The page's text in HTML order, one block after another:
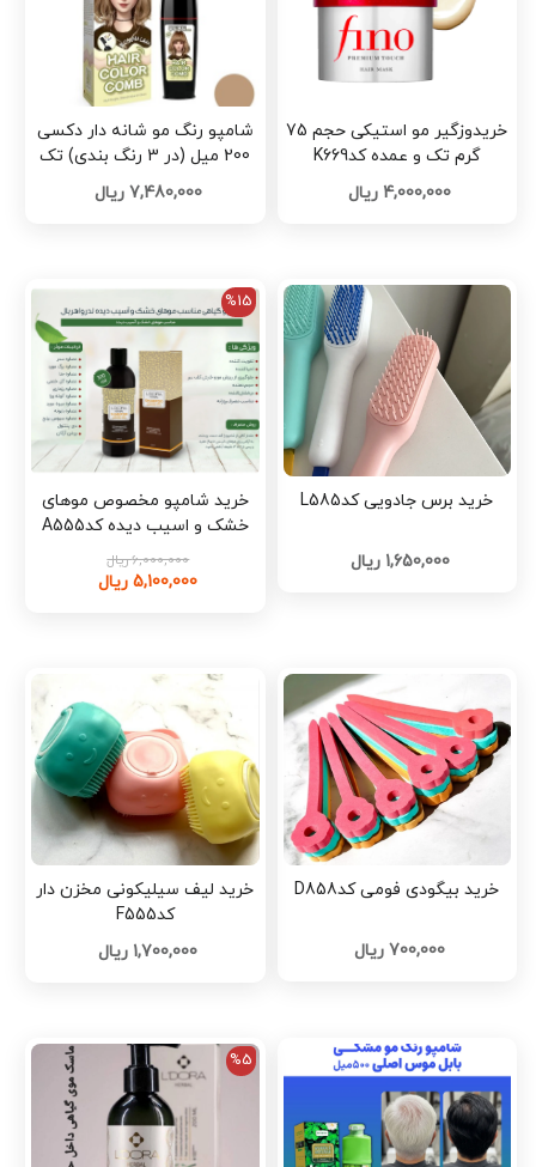
خریدوزگیر مو استیکی حجم 75
گرم تک و عمده کدK669
4,000,000 ریال
شامپو رنگ مو شانه دار دکسی
200 میل (در 3 رنگ بندی) تک
وعمده d320
7,480,000 ریال
خرید برس جادویی کدL585
1,650,000 ریال
%15
خرید شامپو مخصوص موهای
خشک و اسیب دیده کدA555
6,000,000 ریال
5,100,000 ریال
خرید بیگودی فومی کدD858
700,000 ریال
خرید لیف سیلیکونی مخزن دار
کدF555
1,700,000 ریال
%5